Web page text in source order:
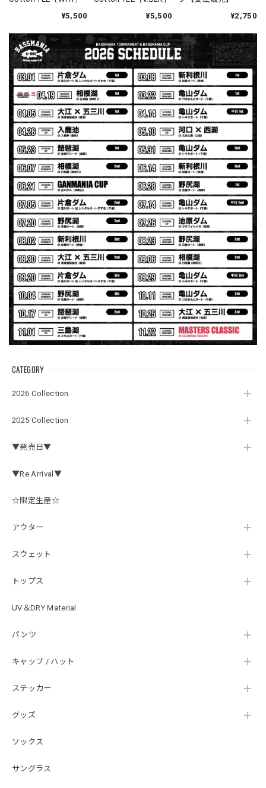
CATEGORY
2026 Collection
2025 Collection
▼発売日▼
▼Re Arrival▼
☆限定生産☆
アウター
スウェット
トップス
UV＆DRY Material
パンツ
キャップ / ハット
ステッカー
グッズ
ソックス
サングラス
【Seamania】Uv Rush Cool Logo Zip Parka［BLK］［LIMITED］
ブラック L
2026/07/30
発送も早く着心地最高！！！！ セットアップで短パンも買
えば良かった！！
Logo Sweat Zip Parka [ASH GRY]
アッシュグレー XXL
2026/07/30
夏の早朝 少し肌寒い時一枚羽織りたい時ちょうど良い。
秋 冬 春 中でも外でも、ちょっと良い。厚めの生地がし
っかりしていて、タウンユースでも、気分良く歩けます。
Electric Motor Wire Code Jacket
2026/07/30
ネオプレーンの生地のしなやかな品で、何にでも使えるバス
マニアファンには、欠かせないアイテムですよ。ワイヤージ
ャケットは、もちろん 車内の、ロッドバーにマッチして、
気分も上がります。
定です。 可愛いですよ。 生地もしっかりしていて良かった
はじめて利用しましたが、商品の梱包も問題なく大変迅速に
ジが同封されており、気遣いの行き届いた対応だなと感じま
後は購入したルアーで実釣するのみです！ ありがとうござい
¥5,500
¥5,500
¥2,750